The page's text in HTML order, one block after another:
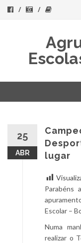
content
25
ABR
lugar
Parabéns
Escolar –
Numa
realizar o